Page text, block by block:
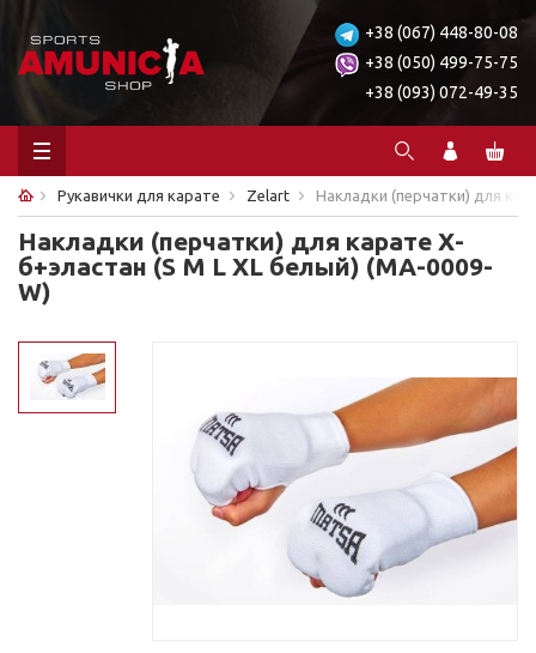
+38 (067) 448-80-08
+38 (050) 499-75-75
+38 (093) 072-49-35
Рукавички для карате Zelart Накладки (перчатки) для
Накладки (перчатки) для карате Х-
б+эластан (S M L XL белый) (MA-0009-
W)